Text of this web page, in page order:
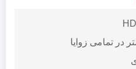
در تمامی زوایا